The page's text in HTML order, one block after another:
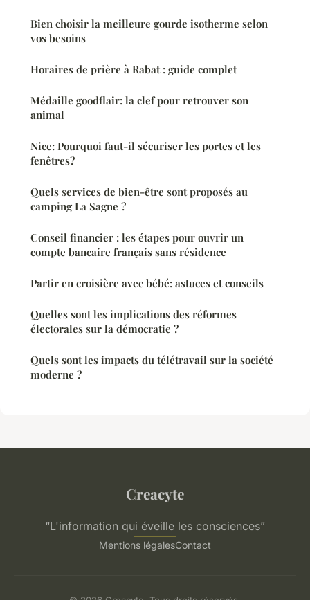
Bien choisir la meilleure gourde isotherme selon
vos besoins
Horaires de prière à Rabat : guide complet
Médaille goodflair: la clef pour retrouver son
animal
Nice: Pourquoi faut-il sécuriser les portes et les
fenêtres?
Quels services de bien-être sont proposés au
camping La Sagne ?
Conseil financier : les étapes pour ouvrir un
compte bancaire français sans résidence
Partir en croisière avec bébé: astuces et conseils
Quelles sont les implications des réformes
électorales sur la démocratie ?
Quels sont les impacts du télétravail sur la société
moderne ?
Creacyte
“L'information qui éveille les consciences”
Mentions légalesContact